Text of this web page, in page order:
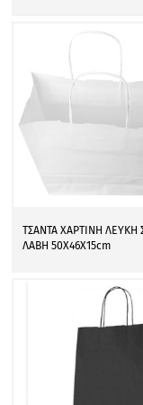
ΤΣΑΝΤΑ ΧΑΡΤΙΝΗ ΛΕΥΚΗ
ΛΑΒΗ 50Χ46Χ15cm